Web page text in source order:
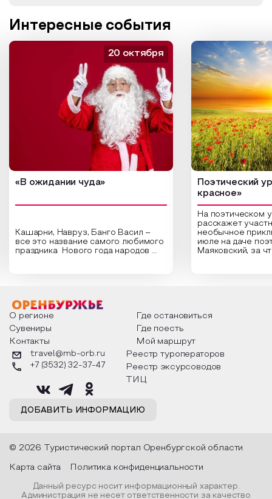
Интересные события
«В ожидании чуда»
Кашарни, Навруз, Банго Васил –
все это название самого любимого
праздника Нового года народов
о том, как встречают новый год в
разных уголках страны, какие
обряды совершают на удачу и
благополучие, в чем схожи и
различаются традиции. Кто такой
Дед Мороз и откуда он пришел, как
его называют в разных уголках
страны и как появились елочные
20 октября
Поэтический
красное»
На поэтическом
расскажет
необычное
июле на даче
Маяковский, за
Твардовского и
каждой строчке
восхищение
яркому времени
О регионе
Где остановиться
Сувениры
Где поесть
Контакты
Мой маршрут
ДОБАВИТЬ ИНФОРМАЦИЮ
travel@mb-orb.ru
+7 (3532) 32-37-47
Реестр туроператоров
Реестр эксурсоводов
ТИЦ
© 2026 Туристический портал Оренбургской области
Карта сайта Политика конфиденциальности
Данный ресурс носит информационный характер.
Администрация не несет ответственности за качество